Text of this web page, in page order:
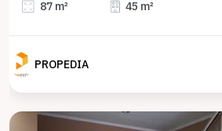
87 m² 45 m²
PROPEDIA